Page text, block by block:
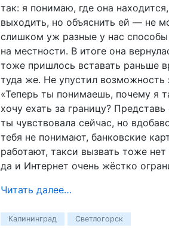
так: я понимаю, где она
выходить, но объяснить ей — не
слишком уж разные у нас
на местности. В итоге она
тоже пришлось вставать раньше
туда же. Не упустил возможность
«Теперь ты понимаешь, почему я
хочу ехать за границу?
ты чувствовала сейчас, но
тебя не понимают, банковские
работают, такси вызвать тоже
да и Интернет очень жёстко
Читать далее…
Калининград Светлогорск